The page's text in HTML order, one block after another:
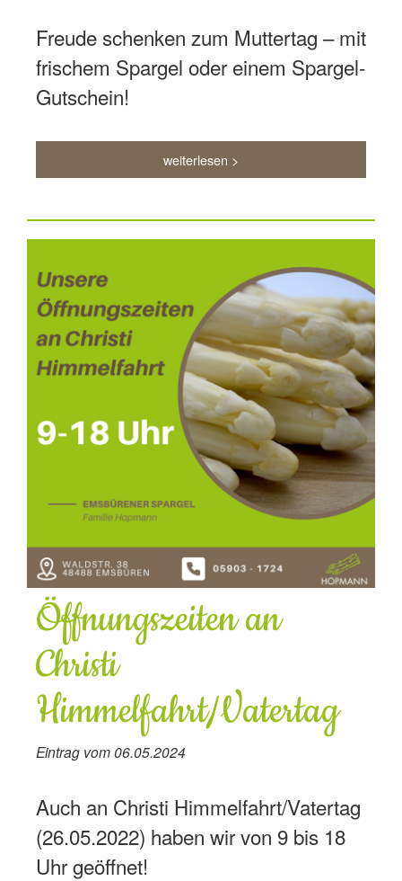
Freude schenken zum Muttertag – mit
frischem Spargel oder einem Spargel-
Gutschein!
weiterlesen >
Öffnungszeiten an
Christi
Himmelfahrt/Vatertag
Eintrag vom 06.05.2024
Auch an Christi Himmelfahrt/Vatertag
(26.05.2022) haben wir von 9 bis 18
Uhr geöffnet!